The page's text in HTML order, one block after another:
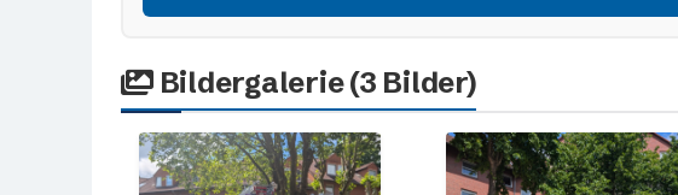
Bildergalerie (3 Bilder)